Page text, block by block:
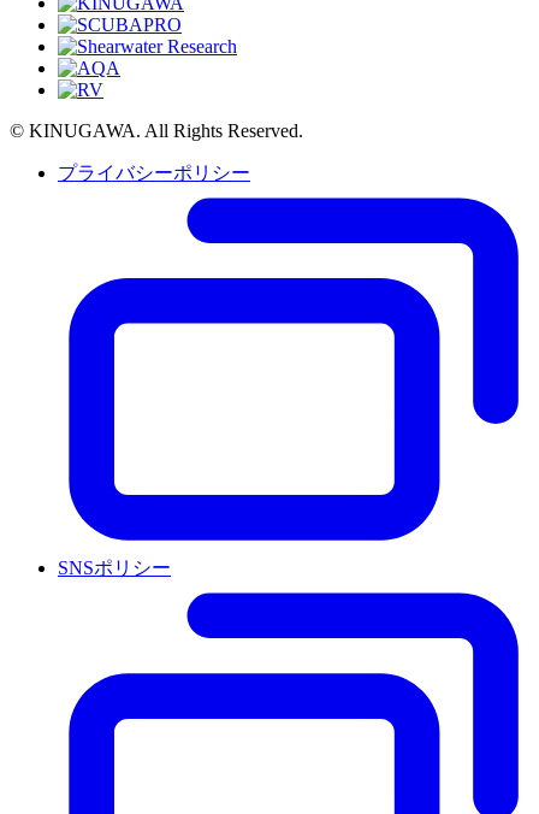
© KINUGAWA. All Rights Reserved.
プライバシーポリシー
SNSポリシー